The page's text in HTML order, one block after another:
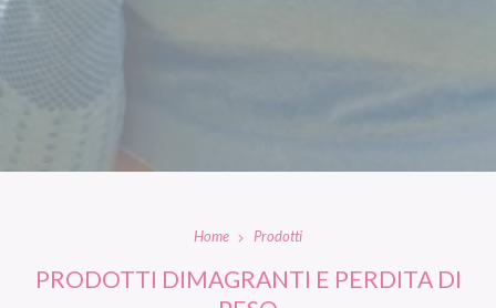
Home Prodotti
PRODOTTI DIMAGRANTI E PERDITA DI